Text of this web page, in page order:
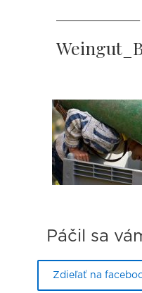
Páčil sa
Zdieľať na